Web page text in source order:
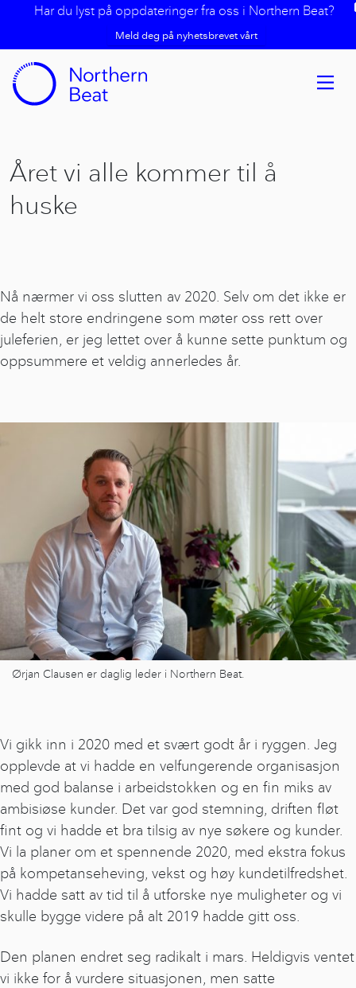
Har du lyst på oppdateringer fra oss i Northern Beat?
Meld deg på nyhetsbrevet vårt
Året vi alle kommer til å
huske
Nå nærmer vi oss slutten av 2020. Selv om det ikke er
de helt store endringene som møter oss rett over
juleferien, er jeg lettet over å kunne sette punktum og
oppsummere et veldig annerledes år.
Ørjan Clausen er daglig leder i Northern Beat.
Vi gikk inn i 2020 med et svært godt år i ryggen. Jeg
opplevde at vi hadde en velfungerende organisasjon
med god balanse i arbeidstokken og en fin miks av
ambisiøse kunder. Det var god stemning, driften fløt
fint og vi hadde et bra tilsig av nye søkere og kunder.
Vi la planer om et spennende 2020, med ekstra fokus
på kompetanseheving, vekst og høy kundetilfredshet.
Vi hadde satt av tid til å utforske nye muligheter og vi
skulle bygge videre på alt 2019 hadde gitt oss.
Den planen endret seg radikalt i mars. Heldigvis ventet
vi ikke for å vurdere situasjonen, men satte